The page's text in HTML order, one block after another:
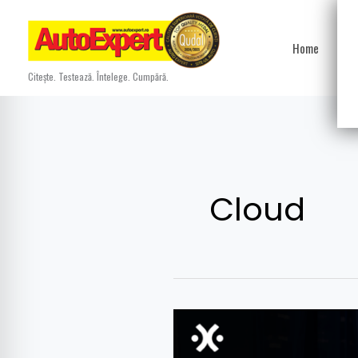
content
Citește. Testează. Întelege. Cumpără.
Home
Cloud